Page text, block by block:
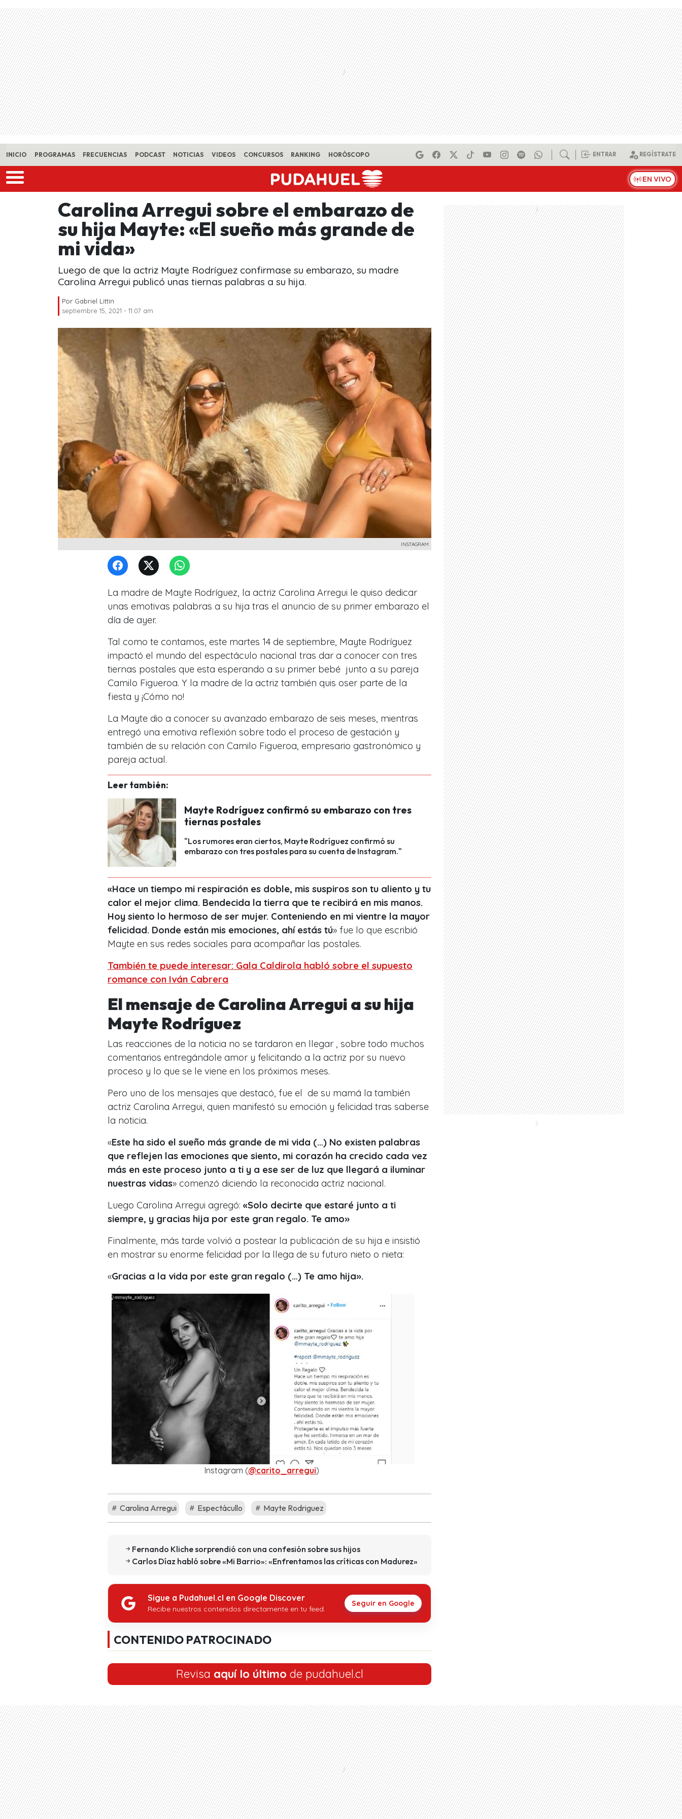
Skip to main content
INICIO PROGRAMAS FRECUENCIAS PODCAST NOTICIAS VIDEOS CONCURSOS RANKING HORÓSCOPO ENTRAR REGÍSTRATE
EN VIVO
Carolina Arregui sobre el embarazo de
su hija Mayte: «El sueño más grande de
mi vida»
Luego de que la actriz Mayte Rodríguez confirmase su embarazo, su madre
Carolina Arregui publicó unas tiernas palabras a su hija.
Por Gabriel Littin
septiembre 15, 2021 - 11:07 am
INSTAGRAM
La madre de Mayte Rodríguez, la actriz Carolina Arregui le quiso dedicar
unas emotivas palabras a su hija tras el anuncio de su primer embarazo el
día de ayer.
Tal como te contamos, este martes 14 de septiembre, Mayte Rodríguez
impactó el mundo del espectáculo nacional tras dar a conocer con tres
tiernas postales que esta esperando a su primer bebé junto a su pareja
Camilo Figueroa. Y la madre de la actriz también quis oser parte de la
fiesta y ¡Cómo no!
La Mayte dio a conocer su avanzado embarazo de seis meses, mientras
entregó una emotiva reflexión sobre todo el proceso de gestación y
también de su relación con Camilo Figueroa, empresario gastronómico y
pareja actual.
Leer también:
Mayte Rodríguez confirmó su embarazo con tres
tiernas postales
"Los rumores eran ciertos, Mayte Rodríguez confirmó su
embarazo con tres postales para su cuenta de Instagram."
«Hace un tiempo mi respiración es doble, mis suspiros son tu aliento y tu
calor el mejor clima. Bendecida la tierra que te recibirá en mis manos.
Hoy siento lo hermoso de ser mujer. Conteniendo en mi vientre la mayor
felicidad. Donde están mis emociones, ahí estás tú» fue lo que escribió
Mayte en sus redes sociales para acompañar las postales.
También te puede interesar: Gala Caldirola habló sobre el supuesto
romance con Iván Cabrera
El mensaje de Carolina Arregui a su hija
Mayte Rodríguez
Las reacciones de la noticia no se tardaron en llegar , sobre todo muchos
comentarios entregándole amor y felicitando a la actriz por su nuevo
proceso y lo que se le viene en los próximos meses.
Pero uno de los mensajes que destacó, fue el de su mamá la también
actriz Carolina Arregui, quien manifestó su emoción y felicidad tras saberse
la noticia.
«Este ha sido el sueño más grande de mi vida (…) No existen palabras
que reflejen las emociones que siento, mi corazón ha crecido cada vez
más en este proceso junto a ti y a ese ser de luz que llegará a iluminar
nuestras vidas» comenzó diciendo la reconocida actriz nacional.
Luego Carolina Arregui agregó: «Solo decirte que estaré junto a ti
siempre, y gracias hija por este gran regalo. Te amo»
Finalmente, más tarde volvió a postear la publicación de su hija e insistió
en mostrar su enorme felicidad por la llega de su futuro nieto o nieta:
«Gracias a la vida por este gran regalo (…) Te amo hija».
Instagram (@carito_arregui)
Carolina Arregui Espectácullo Mayte Rodriguez
Fernando Kliche sorprendió con una confesión sobre sus hijos
Carlos Díaz habló sobre «Mi Barrio»: «Enfrentamos las críticas con Madurez»
Sigue a Pudahuel.cl en Google Discover
Recibe nuestros contenidos directamente en tu feed.
Seguir en Google
CONTENIDO PATROCINADO
Revisa aquí lo último de pudahuel.cl